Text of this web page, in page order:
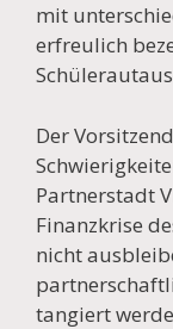
mit
erfreulich
Der
Partnerstadt
Finanzkrise
nicht
tangiert